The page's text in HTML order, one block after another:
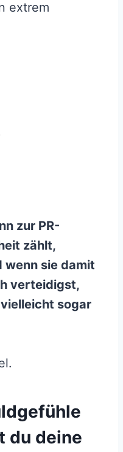
extrem
zur PR-
zählt,
wenn sie damit
verteidigst,
sogar
du deine